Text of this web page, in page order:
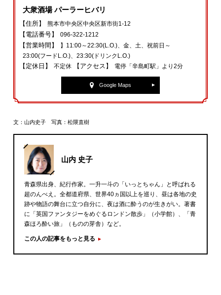
大衆酒場 パーラーヒバリ
【住所】 熊本市中央区中央区新市街1-12
【電話番号】 096‐322‐1212
【営業時間】
】11:00～22:30(L.O.)、金、土、祝前日～
23:00(フードL.O.)、23:30(ドリンクL.O.)
【定休日】 不定休 【アクセス】 電停「辛島町駅」より2分
Google Maps
文：山内史子 写真：松隈直樹
山内 史子
青森県出身、紀行作家。一升一斗の「いっとちゃん」と呼ばれる
超のんべえ。全都道府県、世界40ヵ国以上を巡り、昼は各地の史
跡や物語の舞台に立つ自分に、夜は酒に酔うのが生きがい。著書
に「英国ファンタジーをめぐるロンドン散歩」（小学館）、「青
森ほろ酔い旅」（ものの芽舎）など。
この人の記事をもっと見る